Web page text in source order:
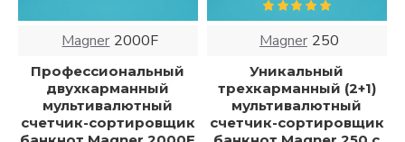
Magner 2000F
Профессиональный
двухкарманный
мультивалютный
счетчик-сортировщик
Magner 250
Уникальный
трехкарманный (2+1)
мультивалютный
счетчик-сортировщик